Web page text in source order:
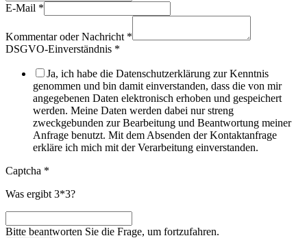
E-Mail *
Kommentar oder Nachricht *
DSGVO-Einverständnis *
Ja, ich habe die Datenschutzerklärung zur Kenntnis
genommen und bin damit einverstanden, dass die von mir
angegebenen Daten elektronisch erhoben und gespeichert
werden. Meine Daten werden dabei nur streng
zweckgebunden zur Bearbeitung und Beantwortung meiner
Anfrage benutzt. Mit dem Absenden der Kontaktanfrage
erkläre ich mich mit der Verarbeitung einverstanden.
Captcha *
Was ergibt 3*3?
Bitte beantworten Sie die Frage, um fortzufahren.